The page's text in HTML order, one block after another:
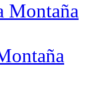
Montaña